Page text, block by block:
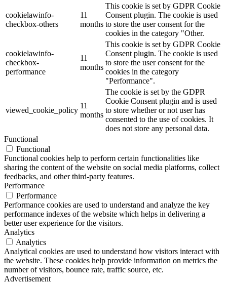
cookielawinfo-
checkbox-others
11
months
This cookie is set by GDPR Cookie
Consent plugin. The cookie is used
to store the user consent for the
cookies in the category "Other.
cookielawinfo-
checkbox-
performance
11
months
This cookie is set by GDPR Cookie
Consent plugin. The cookie is used
to store the user consent for the
cookies in the category
"Performance".
viewed_cookie_policy
11
months
The cookie is set by the GDPR
Cookie Consent plugin and is used
to store whether or not user has
consented to the use of cookies. It
does not store any personal data.
Functional
Functional
Functional cookies help to perform certain functionalities like
sharing the content of the website on social media platforms, collect
feedbacks, and other third-party features.
Performance
Performance
Performance cookies are used to understand and analyze the key
performance indexes of the website which helps in delivering a
better user experience for the visitors.
Analytics
Analytics
Analytical cookies are used to understand how visitors interact with
the website. These cookies help provide information on metrics the
number of visitors, bounce rate, traffic source, etc.
Advertisement